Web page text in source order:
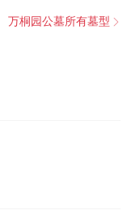
万桐园公墓所有墓型